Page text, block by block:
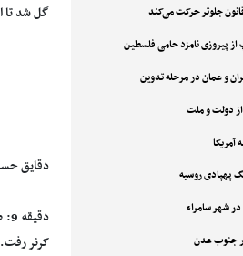
جلوتر حرکت می‌کند
پیروزی نامزد حامی فلسطین
و عمان در مرحله تدوین
دولت و ملت
آمریکا
پهپادی روسیه
شهر سامراء
جنوب عدن
گل شد تا
دقایق
کرنر رفت.